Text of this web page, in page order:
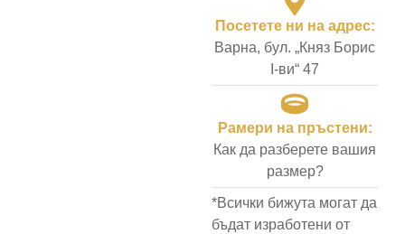
Посетете ни на адрес:
Варна, бул. „Княз Борис
I-ви“ 47
Рамери на пръстени:
Как да разберете вашия
размер?
*Всички бижута могат да
бъдат изработени от